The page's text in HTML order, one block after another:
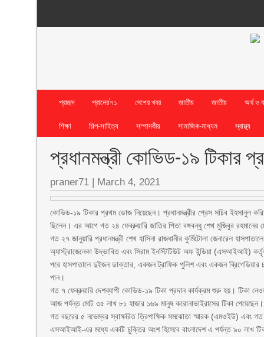
প্রচ্ছদ প্রানের’৭১ দেশের খবর জাতীয় জাতীয়
অর্থ ও
শিক্ষা
শিল্প-সাহিত্য সম্পাদকীয় সামাজিক-মাধ্যম স্বাস্থ্য
প্রধানমন্ত্রী কোভিড-১৯ টিকার
praner71 | March 4, 2021
কোভিড-১৯ টিকার প্রথম ডোজ নিয়েছেন। প্রধানমন্ত্রীর প্রেস সচিব ইহসানুল
ছিলেন। এর আগে গত ২৪ ফেব্রুয়ারি জাতির পিতা বঙ্গবন্ধু শেখ মুজিবুর
গত ২৭ জানুয়ারি প্রধানমন্ত্রী শেখ হাসিনা রাজধানীর কুর্মিটোলা জেনারেল
অ্যাস্ট্রাজেনেকা উদ্ভাবিত এবং সিরাম ইনস্টিটিউট অফ ইন্ডিয়া (এসআইআই)
পরে হাসপাতালে দুইজন ডাক্তার, একজন ট্রাফিক পুলিশ এবং একজন
পান।
গত ৭ ফেব্রুয়ারি দেশব্যাপী কোভিড-১৯ টিকা প্রদান কার্যক্রম শুরু হয়। টিকা
আজ পর্যন্ত মোট ৩৫ লাখ ৮১ হাজার ১৬৯ মানুষ করোনাভাইরাসের টিকা পেয়েছেন।
গত বছরের ৫ নভেম্বর স্বাক্ষরিত ত্রিপাক্ষিক সমঝোতা স্মারক (এমওইউ) এবং গত
এসআইআই-এর মধ্যে একটি চুক্তির অংশ হিসেবে বাংলাদেশ এ পর্যন্ত ৯০ লাখ